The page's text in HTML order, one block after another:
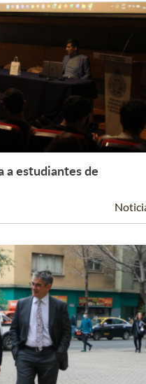
Leer Más +
a estudiantes de